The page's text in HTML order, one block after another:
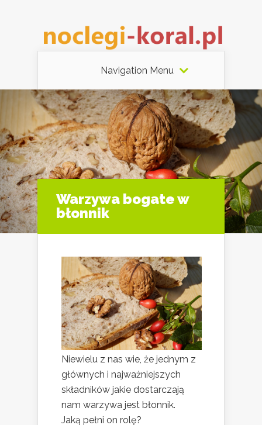
Navigation Menu
Warzywa bogate w
błonnik
Niewielu z nas wie, że jednym z
głównych i najważniejszych
składników jakie dostarczają
nam warzywa jest błonnik.
Jaką pełni on rolę?